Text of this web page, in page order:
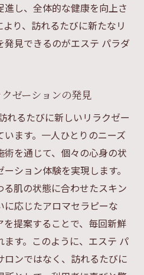
し、全体的な健康を向上さ
り、訪れるたびに新たなリ
見できるのがエステ パラダ
ゼーションの発見
れるたびに新しいリラクゼー
ます。一人ひとりのニーズ
を通じて、個々の心身の状
ション体験を実現します。
肌の状態に合わせたスキン
応じたアロマセラピーな
を提案することで、毎回新鮮
す。このように、エステ パ
ンではなく、訪れるたびに